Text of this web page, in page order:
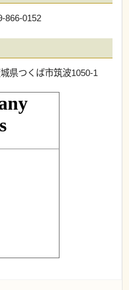
866-0152
県つくば市筑波1050-1